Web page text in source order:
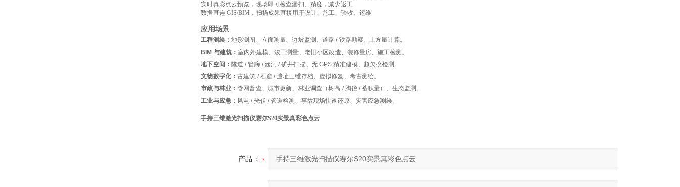
实时真彩点云预览，现场即可检查漏扫、精度，减少返工
数据直连 GIS/BIM，扫描成果直接用于设计、施工、验收、运维
应用场景
工程测绘： 地形测图、立面测量、边坡监测、道路 / 铁路勘察、土方量计算。
BIM 与建筑： 室内外建模、竣工测量、老旧小区改造、装修量房、施工检测。
地下空间： 隧道 / 管廊 / 涵洞 / 矿井扫描、无 GPS 精准建模、超欠挖检测。
文物数字化： 古建筑 / 石窟 / 遗址三维存档、虚拟修复、考古测绘。
市政与林业： 管网普查、城市更新、林业调查（树高 / 胸径 / 蓄积量）、生态监测。
工业与应急： 风电 / 光伏 / 管道检测、事故现场快速还原、灾害应急测绘。
手持三维激光扫描仪赛尔S20实景真彩色点云
产品：